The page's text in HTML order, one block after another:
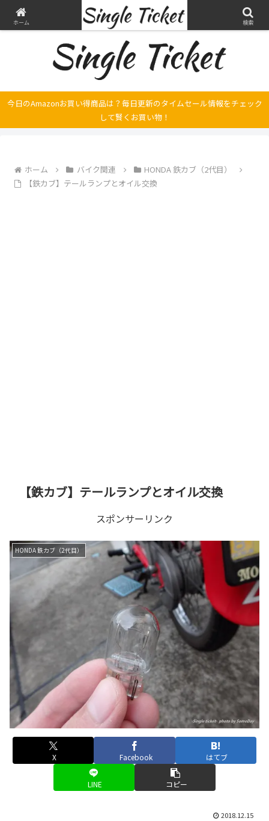
ヤマハ SRX250とFilano115、スバル エクシーガの整備・修理そして旅の記録
今日のAmazonお買い得商品は？毎日更新のタイムセール情報をチェック
して賢くお買い物！
ホーム バイク関連
HONDA 鉄カブ（2代目）
【鉄カブ】テールランプとオイル交換
【鉄カブ】テールランプとオイル交換
スポンサーリンク
HONDA 鉄カブ（2代目）
X Facebook はてブ
LINE コピー
2018.12.15
ホーム 検索